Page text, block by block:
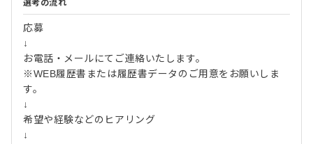
選考の流れ
応募
↓
お電話・メールにてご連絡いたします。
※WEB履歴書または履歴書データのご用意をお願いしま
す。
↓
希望や経験などのヒアリング
↓